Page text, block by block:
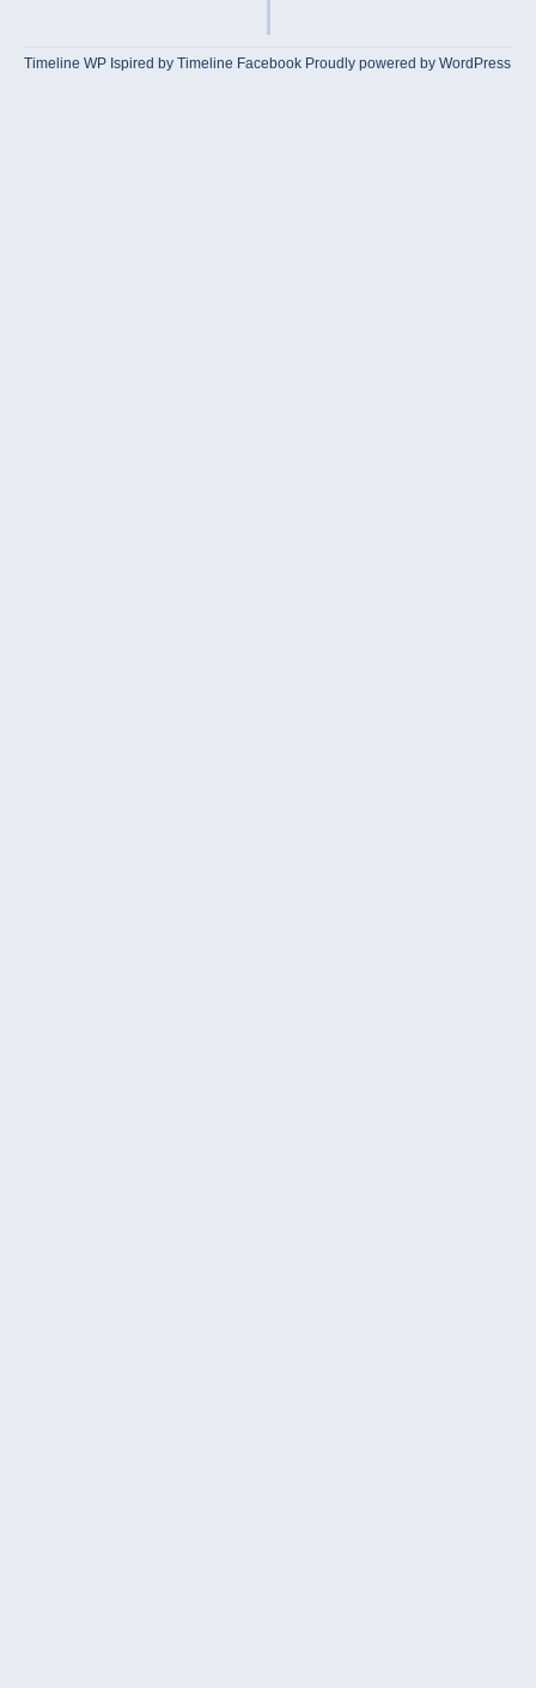
Timeline WP Ispired byTimeline Facebook Proudly powered by WordPress